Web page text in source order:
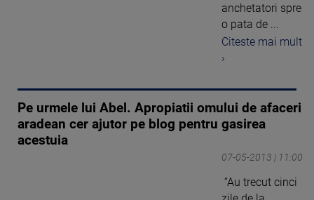
anchetatori spre
o pata de ...
Citeste mai mult
›
Pe urmele lui Abel. Apropiatii omului de afaceri
aradean cer ajutor pe blog pentru gasirea
acestuia
07-05-2013 | 11:00
“Au trecut cinci